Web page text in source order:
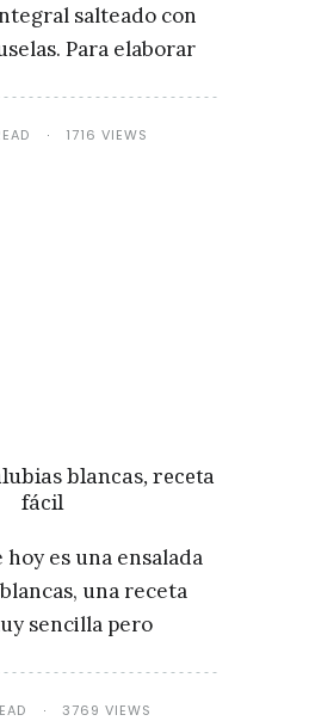
salteado con
Para elaborar
1716 VIEWS
blancas, receta
fácil
es una ensalada
una receta
sencilla pero
3769 VIEWS